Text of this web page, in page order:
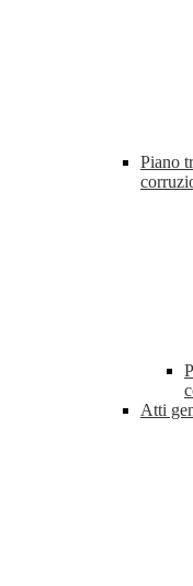
Piano
Atti